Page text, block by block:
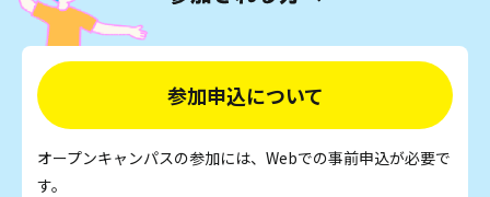
参加申込について
オープンキャンパスの参加には、Webでの事前申込が必要で
す。